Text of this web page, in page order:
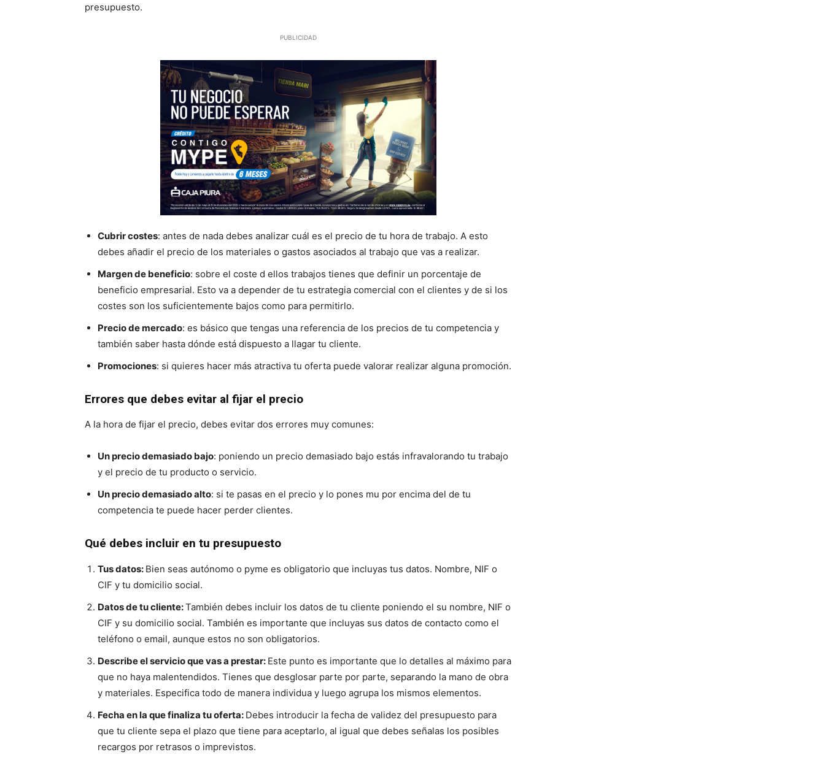
presupuesto.
PUBLICIDAD
Cubrir costes: antes de nada debes analizar cuál es el precio de tu hora de trabajo. A esto
debes añadir el precio de los materiales o gastos asociados al trabajo que vas a realizar.
Margen de beneficio: sobre el coste d ellos trabajos tienes que definir un porcentaje de
beneficio empresarial. Esto va a depender de tu estrategia comercial con el clientes y de si los
costes son los suficientemente bajos como para permitirlo.
Precio de mercado: es básico que tengas una referencia de los precios de tu competencia y
también saber hasta dónde está dispuesto a llagar tu cliente.
Promociones: si quieres hacer más atractiva tu oferta puede valorar realizar alguna promoción.
Errores que debes evitar al fijar el precio
A la hora de fijar el precio, debes evitar dos errores muy comunes:
Un precio demasiado bajo: poniendo un precio demasiado bajo estás infravalorando tu trabajo
y el precio de tu producto o servicio.
Un precio demasiado alto: si te pasas en el precio y lo pones mu por encima del de tu
competencia te puede hacer perder clientes.
Qué debes incluir en tu presupuesto
Tus datos: Bien seas autónomo o pyme es obligatorio que incluyas tus datos. Nombre, NIF o
CIF y tu domicilio social.
Datos de tu cliente:También debes incluir los datos de tu cliente poniendo el su nombre, NIF o
CIF y su domicilio social. También es importante que incluyas sus datos de contacto como el
teléfono o email, aunque estos no son obligatorios.
Describe el servicio que vas a prestar: Este punto es importante que lo detalles al máximo para
que no haya malentendidos. Tienes que desglosar parte por parte, separando la mano de obra
y materiales. Especifica todo de manera individua y luego agrupa los mismos elementos.
Fecha en la que finaliza tu oferta: Debes introducir la fecha de validez del presupuesto para
que tu cliente sepa el plazo que tiene para aceptarlo, al igual que debes señalas los posibles
recargos por retrasos o imprevistos.